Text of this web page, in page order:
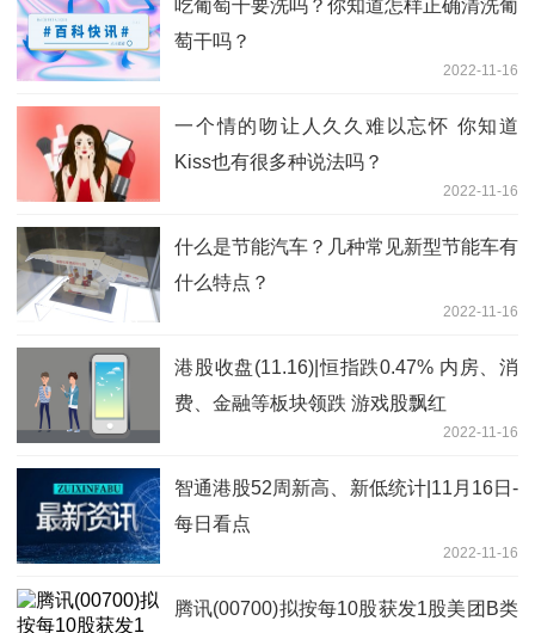
吃葡萄干要洗吗？你知道怎样正确清洗葡
萄干吗？
2022-11-16
一个情的吻让人久久难以忘怀 你知道
Kiss也有很多种说法吗？
2022-11-16
什么是节能汽车？几种常见新型节能车有
什么特点？
2022-11-16
港股收盘(11.16)|恒指跌0.47% 内房、消
费、金融等板块领跌 游戏股飘红
2022-11-16
智通港股52周新高、新低统计|11月16日-
每日看点
2022-11-16
腾讯(00700)拟按每10股获发1股美团B类